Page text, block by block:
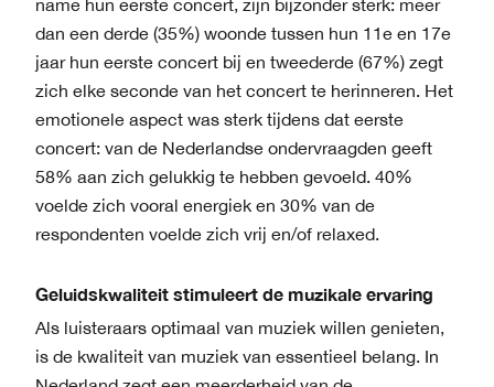
name hun eerste concert, zijn bijzonder sterk: meer
dan een derde (35%) woonde tussen hun 11e en 17e
jaar hun eerste concert bij en tweederde (67%) zegt
zich elke seconde van het concert te herinneren. Het
emotionele aspect was sterk tijdens dat eerste
concert: van de Nederlandse ondervraagden geeft
58% aan zich gelukkig te hebben gevoeld. 40%
voelde zich vooral energiek en 30% van de
respondenten voelde zich vrij en/of relaxed.
Geluidskwaliteit stimuleert de muzikale ervaring
Als luisteraars optimaal van muziek willen genieten,
is de kwaliteit van muziek van essentieel belang. In